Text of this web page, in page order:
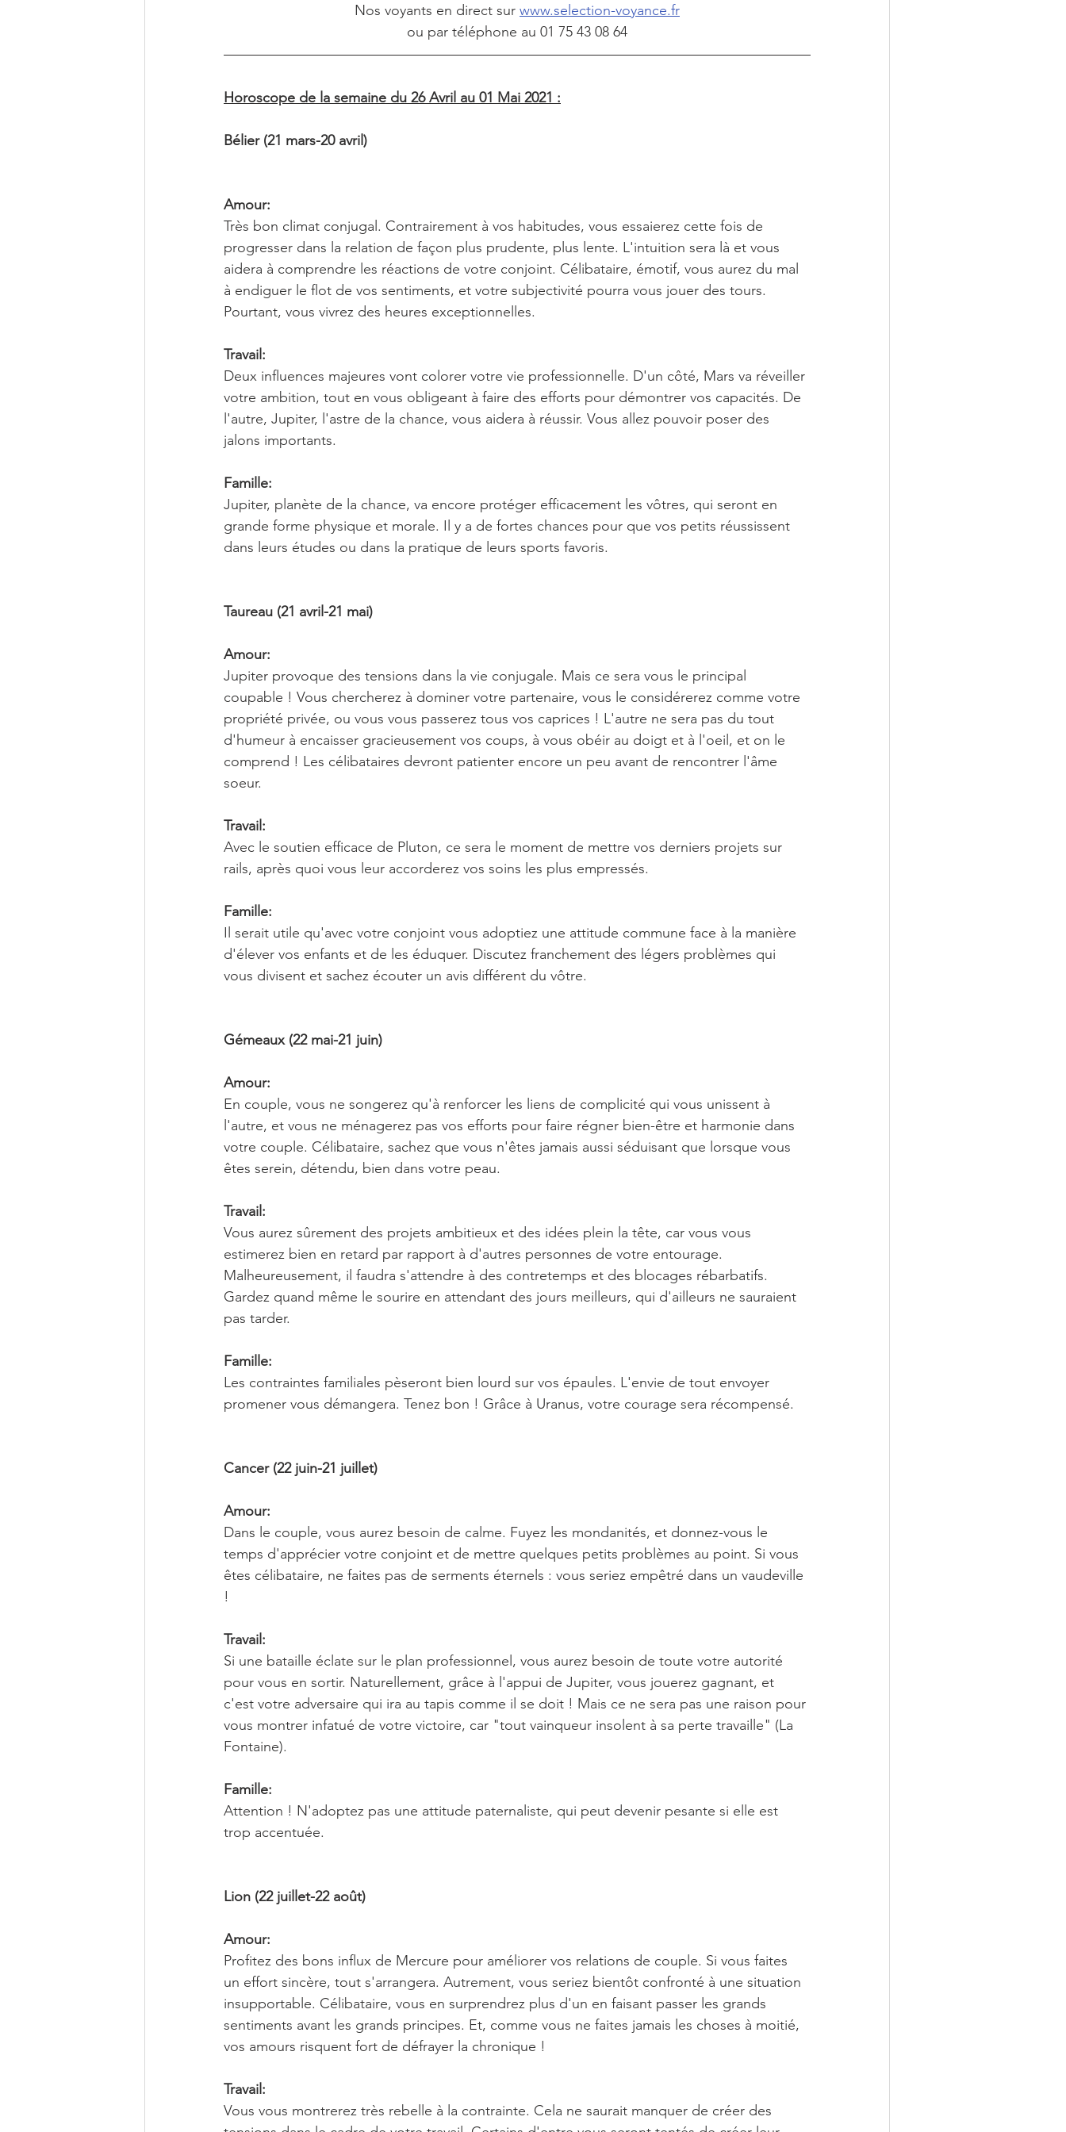
Nos voyants en direct sur www.selection-voyance.fr
ou par téléphone au 01 75 43 08 64
Horoscope de la semaine du 26 Avril au 01 Mai 2021 :
Bélier (21 mars-20 avril)
Amour:
Très bon climat conjugal. Contrairement à vos habitudes, vous essaierez cette fois de
progresser dans la relation de façon plus prudente, plus lente. L'intuition sera là et vous
aidera à comprendre les réactions de votre conjoint. Célibataire, émotif, vous aurez du mal
à endiguer le flot de vos sentiments, et votre subjectivité pourra vous jouer des tours.
Pourtant, vous vivrez des heures exceptionnelles.
Travail:
Deux influences majeures vont colorer votre vie professionnelle. D'un côté, Mars va réveiller
votre ambition, tout en vous obligeant à faire des efforts pour démontrer vos capacités. De
l'autre, Jupiter, l'astre de la chance, vous aidera à réussir. Vous allez pouvoir poser des
jalons importants.
Famille:
Jupiter, planète de la chance, va encore protéger efficacement les vôtres, qui seront en
grande forme physique et morale. Il y a de fortes chances pour que vos petits réussissent
dans leurs études ou dans la pratique de leurs sports favoris.
Taureau (21 avril-21 mai)
Amour:
Jupiter provoque des tensions dans la vie conjugale. Mais ce sera vous le principal
coupable ! Vous chercherez à dominer votre partenaire, vous le considérerez comme votre
propriété privée, ou vous vous passerez tous vos caprices ! L'autre ne sera pas du tout
d'humeur à encaisser gracieusement vos coups, à vous obéir au doigt et à l'oeil, et on le
comprend ! Les célibataires devront patienter encore un peu avant de rencontrer l'âme
soeur.
Travail:
Avec le soutien efficace de Pluton, ce sera le moment de mettre vos derniers projets sur
rails, après quoi vous leur accorderez vos soins les plus empressés.
Famille:
Il serait utile qu'avec votre conjoint vous adoptiez une attitude commune face à la manière
d'élever vos enfants et de les éduquer. Discutez franchement des légers problèmes qui
vous divisent et sachez écouter un avis différent du vôtre.
Gémeaux (22 mai-21 juin)
Amour:
En couple, vous ne songerez qu'à renforcer les liens de complicité qui vous unissent à
l'autre, et vous ne ménagerez pas vos efforts pour faire régner bien-être et harmonie dans
votre couple. Célibataire, sachez que vous n'êtes jamais aussi séduisant que lorsque vous
êtes serein, détendu, bien dans votre peau.
Travail:
Vous aurez sûrement des projets ambitieux et des idées plein la tête, car vous vous
estimerez bien en retard par rapport à d'autres personnes de votre entourage.
Malheureusement, il faudra s'attendre à des contretemps et des blocages rébarbatifs.
Gardez quand même le sourire en attendant des jours meilleurs, qui d'ailleurs ne sauraient
pas tarder.
Famille:
Les contraintes familiales pèseront bien lourd sur vos épaules. L'envie de tout envoyer
promener vous démangera. Tenez bon ! Grâce à Uranus, votre courage sera récompensé.
Cancer (22 juin-21 juillet)
Amour:
Dans le couple, vous aurez besoin de calme. Fuyez les mondanités, et donnez-vous le
temps d'apprécier votre conjoint et de mettre quelques petits problèmes au point. Si vous
êtes célibataire, ne faites pas de serments éternels : vous seriez empêtré dans un vaudeville
!
Travail:
Si une bataille éclate sur le plan professionnel, vous aurez besoin de toute votre autorité
pour vous en sortir. Naturellement, grâce à l'appui de Jupiter, vous jouerez gagnant, et
c'est votre adversaire qui ira au tapis comme il se doit ! Mais ce ne sera pas une raison pour
vous montrer infatué de votre victoire, car "tout vainqueur insolent à sa perte travaille" (La
Fontaine).
Famille:
Attention ! N'adoptez pas une attitude paternaliste, qui peut devenir pesante si elle est
trop accentuée.
Lion (22 juillet-22 août)
Amour:
Profitez des bons influx de Mercure pour améliorer vos relations de couple. Si vous faites
un effort sincère, tout s'arrangera. Autrement, vous seriez bientôt confronté à une situation
insupportable. Célibataire, vous en surprendrez plus d'un en faisant passer les grands
sentiments avant les grands principes. Et, comme vous ne faites jamais les choses à moitié,
vos amours risquent fort de défrayer la chronique !
Travail:
Vous vous montrerez très rebelle à la contrainte. Cela ne saurait manquer de créer des